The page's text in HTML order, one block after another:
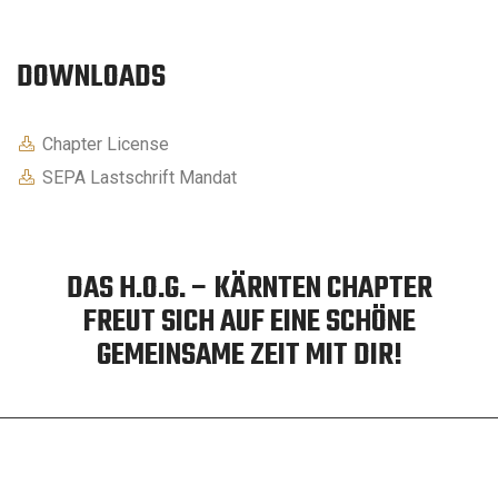
DOWNLOADS
Chapter License
SEPA Lastschrift Mandat
DAS H.O.G. – KÄRNTEN CHAPTER
FREUT SICH AUF EINE SCHÖNE
GEMEINSAME ZEIT MIT DIR!